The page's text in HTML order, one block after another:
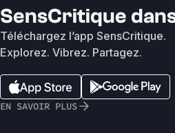
SensCritique
Téléchargez l’app SensCritique.
Explorez. Vibrez. Partagez.
EN SAVOIR PLUS